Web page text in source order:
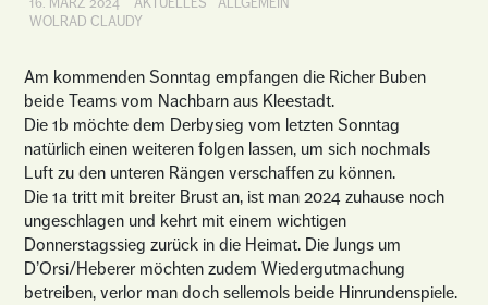
WOLRAD CLAUDY
Am kommenden Sonntag empfangen die Richer Buben
beide Teams vom Nachbarn aus Kleestadt.
Die 1b möchte dem Derbysieg vom letzten Sonntag
natürlich einen weiteren folgen lassen, um sich nochmals
Luft zu den unteren Rängen verschaffen zu können.
Die 1a tritt mit breiter Brust an, ist man 2024 zuhause noch
ungeschlagen und kehrt mit einem wichtigen
Donnerstagssieg zurück in die Heimat. Die Jungs um
D’Orsi/Heberer möchten zudem Wiedergutmachung
betreiben, verlor man doch sellemols beide Hinrundenspiele.